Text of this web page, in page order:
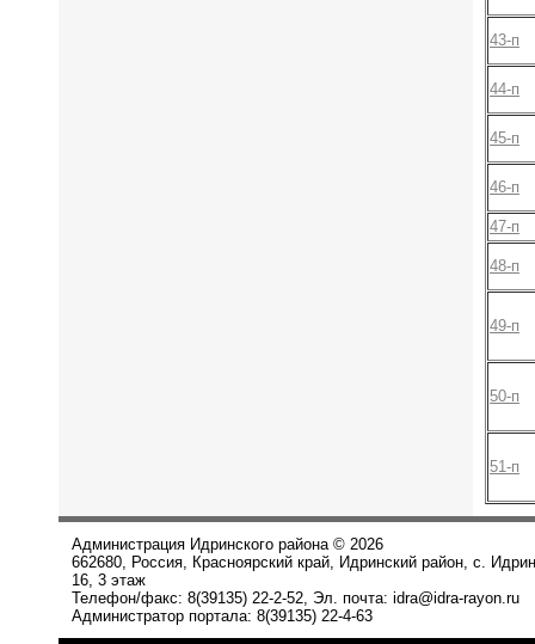
43-п
44-п
45-п
46-п
47-п
48-п
49-п
50-п
51-п
Администрация Идринского района © 2026
662680, Россия, Красноярский край, Идринский район, с.
16, 3 этаж
Телефон/факс: 8(39135) 22-2-52, Эл. почта: idra@idra-rayon.ru
Администратор портала: 8(39135) 22-4-63